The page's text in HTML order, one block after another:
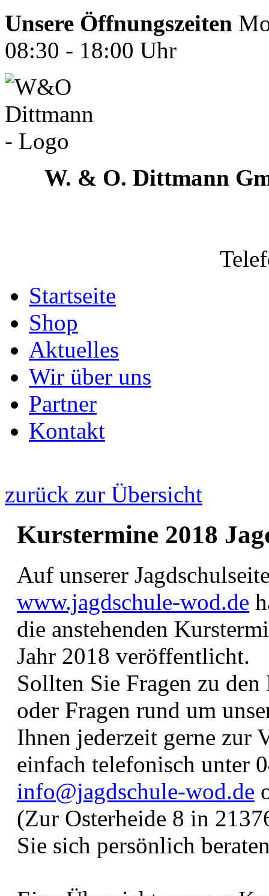
Unsere Öffnungszeiten
08:30 - 18:00 Uhr
W. & O. Dittmann
Startseite
Shop
Aktuelles
Wir über uns
Partner
Kontakt
zurück zur Übersicht
Kurstermine 2018
Auf unserer
www.jagdschule-wod.de
die anstehenden
Jahr 2018 veröffentlicht.
Sollten Sie Fragen zu
oder Fragen rund um
Ihnen jederzeit gerne zur
einfach telefonisch unter
info@jagdschule-wod.de
(Zur Osterheide 8 in
Sie sich persönlich